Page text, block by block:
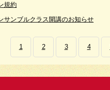
規約
サンブルクラス開講のお知らせ
1 2 3 4